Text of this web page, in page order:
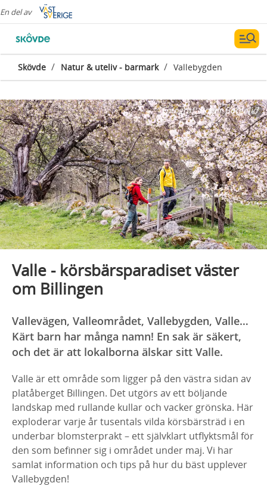
En del av
Skövde / Natur & uteliv - barmark / Vallebygden
Fotograf:Roger Borgelid
Valle - körsbärsparadiset väster
om Billingen
Vallevägen, Valleområdet, Vallebygden, Valle…
Kärt barn har många namn! En sak är säkert,
och det är att lokalborna älskar sitt Valle.
Valle är ett område som ligger på den västra sidan av
platåberget Billingen. Det utgörs av ett böljande
landskap med rullande kullar och vacker grönska. Här
exploderar varje år tusentals vilda körsbärsträd i en
underbar blomsterprakt – ett självklart utflyktsmål för
den som befinner sig i området under maj. Vi har
samlat information och tips på hur du bäst upplever
Vallebygden!